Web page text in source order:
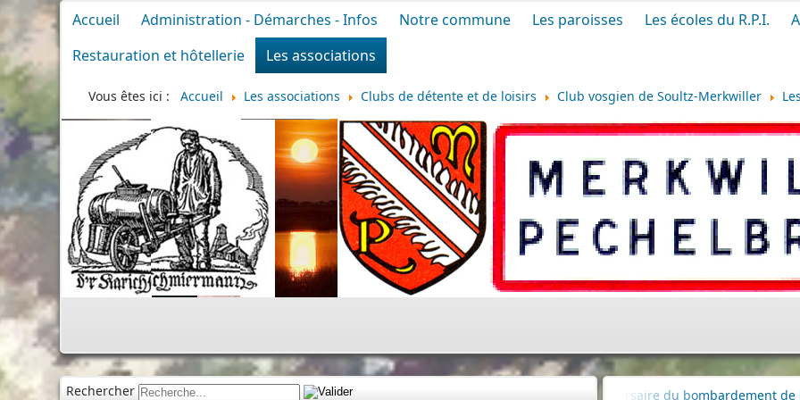
Accueil Administration - Démarches - Infos Notre commune Les paroisses Les écoles du R.P.I.
Restauration et hôtellerie
Les associations
Vous êtes ici : Accueil Les associations Clubs de détente et de loisirs Club vosgien de Soultz-Merkwiller
Rechercher
Cimetière | Infos divers Commémoration 80e anniversaire du bombardement de la raffinerie de pétrole